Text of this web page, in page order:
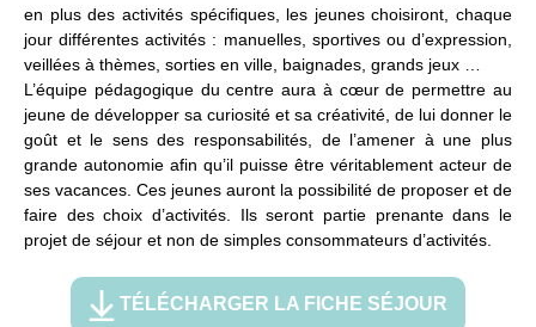
en plus des activités spécifiques, les jeunes choisiront, chaque
jour différentes activités : manuelles, sportives ou d’expression,
veillées à thèmes, sorties en ville, baignades, grands jeux …
L’équipe pédagogique du centre aura à cœur de permettre au
jeune de développer sa curiosité et sa créativité, de lui donner le
goût et le sens des responsabilités, de l’amener à une plus
grande autonomie afin qu’il puisse être véritablement acteur de
ses vacances. Ces jeunes auront la possibilité de proposer et de
faire des choix d’activités. Ils seront partie prenante dans le
projet de séjour et non de simples consommateurs d’activités.
TÉLÉCHARGER LA FICHE SÉJOUR